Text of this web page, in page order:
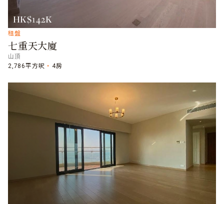
HK$142K
租盤
七重天大廈
山頂
2,786平方呎
4房